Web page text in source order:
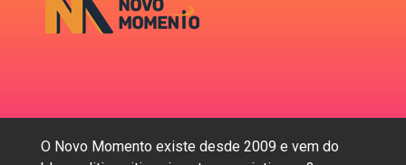
O Novo Momento existe desde 2009 e vem do